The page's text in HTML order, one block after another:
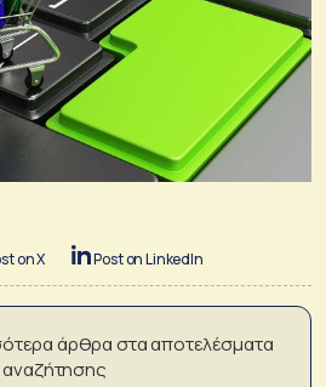
on X Post on LinkedIn
άρθρα στα αποτελέσματα
αναζήτησης